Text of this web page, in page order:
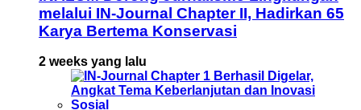
melalui IN-Journal Chapter II, Hadirkan 65
Karya Bertema Konservasi
2 weeks yang lalu